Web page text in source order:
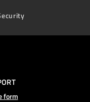
form